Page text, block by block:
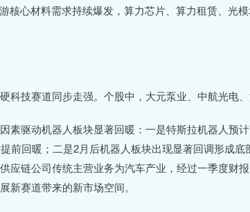
核心材料需求持续爆发，算力芯片、算力租赁、光
科技赛道同步走强。个股中，大元泵业、中航光电
素驱动机器人板块显著回暖：一是特斯拉机器人预
前回暖；二是2月后机器人板块出现显著回调形成
应链公司传统主营业务为汽车产业，经过一季度财
新赛道带来的新市场空间。